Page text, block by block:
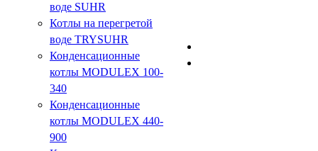
воде SUHR
Котлы на перегретой
воде TRYSUHR
Конденсационные
котлы MODULEX 100-
340
Конденсационные
котлы MODULEX 440-
900